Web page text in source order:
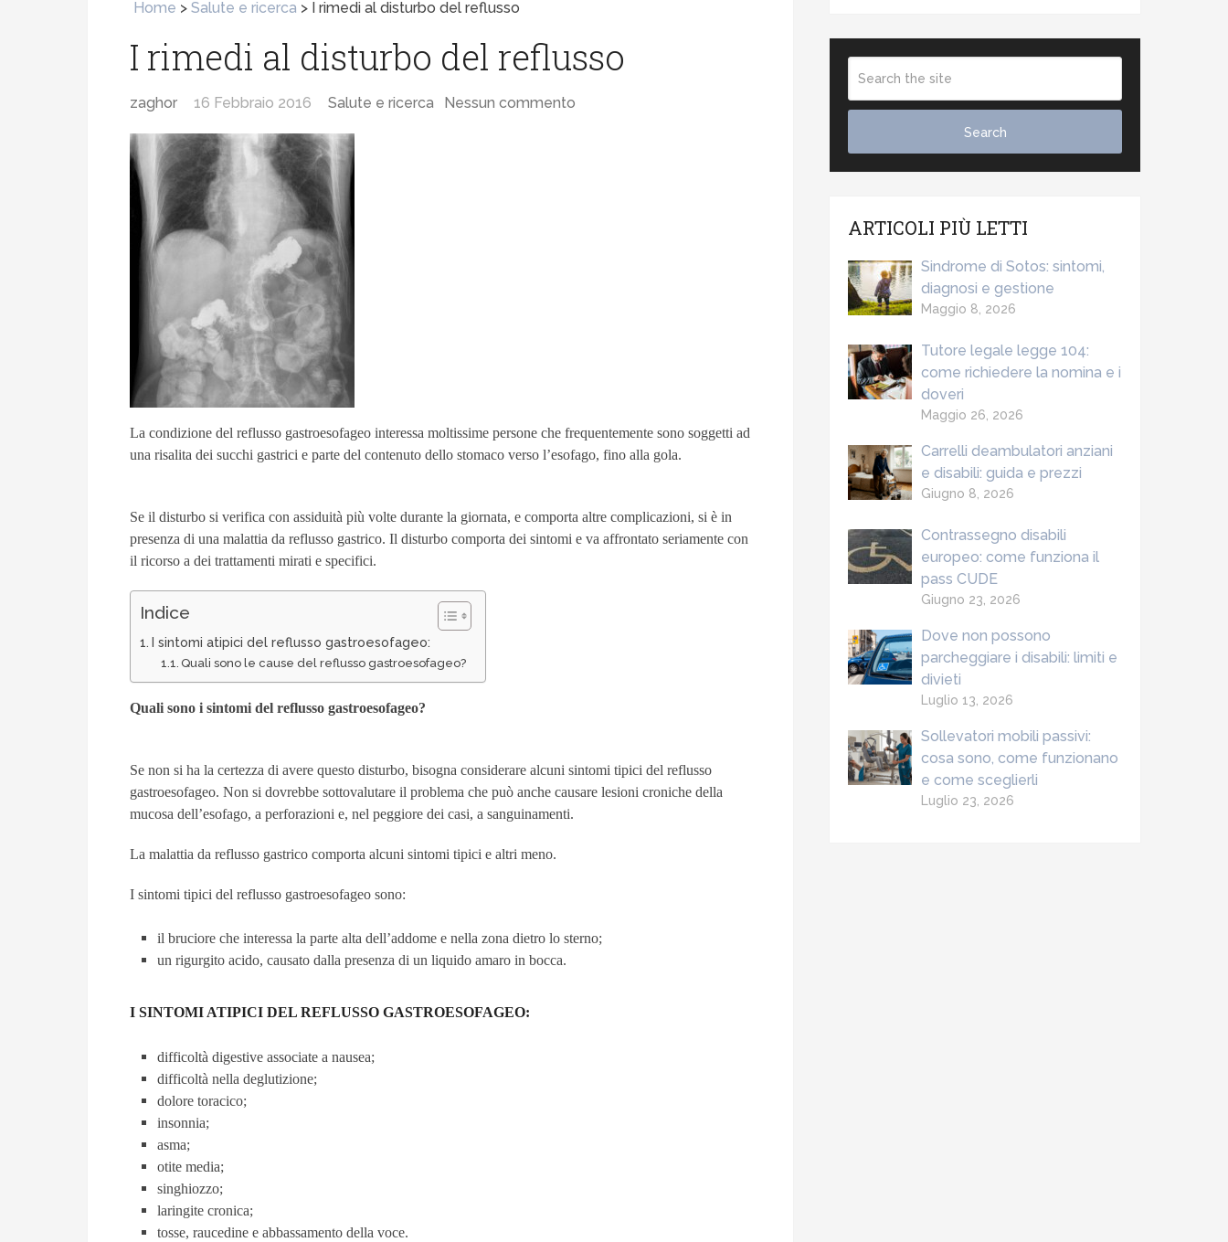
Home >Salute e ricerca > I rimedi al disturbo del reflusso
I rimedi al disturbo del reflusso
zaghor 16 Febbraio 2016 Salute e ricerca Nessun commento
La condizione del reflusso gastroesofageo interessa moltissime persone che frequentemente sono soggetti ad
una risalita dei succhi gastrici e parte del contenuto dello stomaco verso l’esofago, fino alla gola.
Se il disturbo si verifica con assiduità più volte durante la giornata, e comporta altre complicazioni, si è in
presenza di una malattia da reflusso gastrico. Il disturbo comporta dei sintomi e va affrontato seriamente con
il ricorso a dei trattamenti mirati e specifici.
Indice
I sintomi atipici del reflusso gastroesofageo:
Quali sono le cause del reflusso gastroesofageo?
Quali sono i sintomi del reflusso gastroesofageo?
Se non si ha la certezza di avere questo disturbo, bisogna considerare alcuni sintomi tipici del reflusso
gastroesofageo. Non si dovrebbe sottovalutare il problema che può anche causare lesioni croniche della
mucosa dell’esofago, a perforazioni e, nel peggiore dei casi, a sanguinamenti.
La malattia da reflusso gastrico comporta alcuni sintomi tipici e altri meno.
I sintomi tipici del reflusso gastroesofageo sono:
il bruciore che interessa la parte alta dell’addome e nella zona dietro lo sterno;
un rigurgito acido, causato dalla presenza di un liquido amaro in bocca.
I SINTOMI ATIPICI DEL REFLUSSO GASTROESOFAGEO:
difficoltà digestive associate a nausea;
difficoltà nella deglutizione;
dolore toracico;
insonnia;
asma;
otite media;
singhiozzo;
laringite cronica;
tosse, raucedine e abbassamento della voce.
ARTICOLI PIÙ LETTI
Sindrome di Sotos: sintomi,
diagnosi e gestione
Maggio 8, 2026
Tutore legale legge 104:
come richiedere la nomina e i
doveri
Maggio 26, 2026
Carrelli deambulatori anziani
e disabili: guida e prezzi
Giugno 8, 2026
Contrassegno disabili
europeo: come funziona il
pass CUDE
Giugno 23, 2026
Dove non possono
parcheggiare i disabili: limiti e
divieti
Luglio 13, 2026
Sollevatori mobili passivi:
cosa sono, come funzionano
e come sceglierli
Luglio 23, 2026